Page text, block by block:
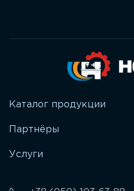
Каталог продукции
Партнёры
Услуги